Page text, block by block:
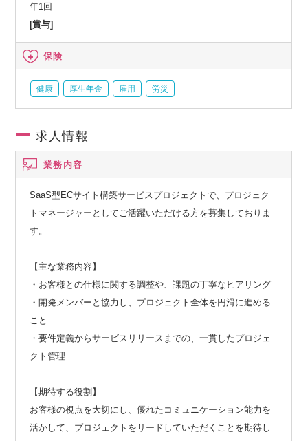
年1回
[賞与]
保険
健康 厚生年金 雇用 労災
求人情報
業務内容
SaaS型ECサイト構築サービスプロジェクトで、プロジェク
トマネージャーとしてご活躍いただける方を募集しておりま
す。
【主な業務内容】
・お客様との仕様に関する調整や、課題の丁寧なヒアリング
・開発メンバーと協力し、プロジェクト全体を円滑に進める
こと
・要件定義からサービスリリースまでの、一貫したプロジェ
クト管理
【期待する役割】
お客様の視点を大切にし、優れたコミュニケーション能力を
活かして、プロジェクトをリードしていただくことを期待し